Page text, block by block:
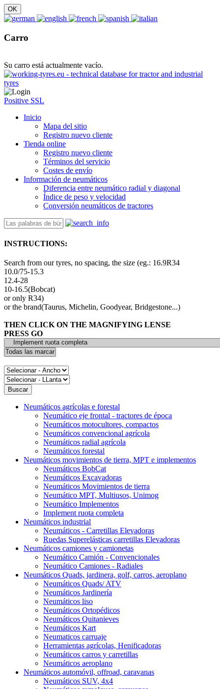
Carro
Su carro está actualmente vacío.
Positive SSL
Inicio
Mapa del sitio
Registro nuevo cliente
Tienda online
Registro nuevo cliente
Términos del servicio
Costes de envío
Información de neumáticos
Diferencia entre neumático radial y diagonal
Índice de peso y velocidad
Conversión neumáticos de tractores
INSTRUCTIONS:
Search from our tyres, no spacing, the size (eg.: 16.9R34
10.0/75-15.3
12.4-28
10-16.5(Bobcat)
or only R34)
or the brand(Taurus, Michelin, Goodyear, Bridgestone...)
THEN CLICK ON THE MAGNIFYING LENSE
PRESS GO
Neumáticos agrícolas e forestal
Neumático eje frontal - tractores de época
Neumáticos motocultores, compactos
Neumáticos convencional agrícola
Neumáticos radial agrícola
Neumáticos forestal
Neumáticos movimientos de tierra, MPT e implementos
Neumáticos BobCat
Neumáticos Excavadoras
Neumáticos Movimientos de tierra
Neumático MPT, Multiusos, Unimog
Neumático Implementos
Implement ruota completa
Neumáticos industrial
Neumáticos - Carretillas Elevadoras
Ruedas Superelásticas carretillas Elevadoras
Neumáticos camiones y camionetas
Neumático Camión - Convencionales
Neumático Camiones - Radiales
Neumáticos Quads, jardinera, golf, carros, aeroplano
Neumáticos Quads/ ATV
Neumáticos Jardinería
Neumáticos liso
Neumáticos Ortopédicos
Neumáticos Quitanieves
Neumáticos Kart
Neumaticos carruaje
Herramientas agrícolas, Henificadoras
Neumáticos carros y carretillas
Neumáticos aeroplano
Neumáticos automóvil, offroad, caravanas
Neumáticos SUV, 4x4